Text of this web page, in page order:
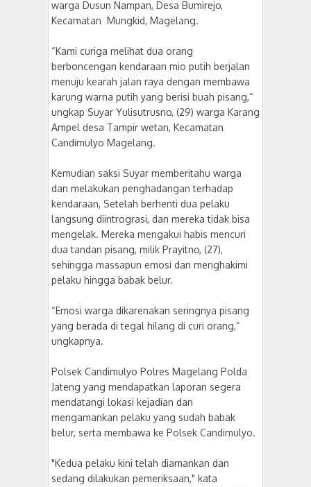
warga Dusun Nampan, Desa Bumirejo,
Kecamatan Mungkid, Magelang.
“Kami curiga melihat dua orang
berboncengan kendaraan mio putih berjalan
menuju kearah jalan raya dengan membawa
karung warna putih yang berisi buah pisang,“
ungkap Suyar Yulisutrusno, (29) warga Karang
Ampel desa Tampir wetan, Kecamatan
Candimulyo Magelang.
Kemudian saksi Suyar memberitahu warga
dan melakukan penghadangan terhadap
kendaraan, Setelah berhenti dua pelaku
langsung diintrograsi, dan mereka tidak bisa
mengelak. Mereka mengakui habis mencuri
dua tandan pisang, milik Prayitno, (27),
sehingga massapun emosi dan menghakimi
pelaku hingga babak belur.
“Emosi warga dikarenakan seringnya pisang
yang berada di tegal hilang di curi orang,“
ungkapnya.
Polsek Candimulyo Polres Magelang Polda
Jateng yang mendapatkan laporan segera
mendatangi lokasi kejadian dan
mengamankan pelaku yang sudah babak
belur, serta membawa ke Polsek Candimulyo.
"Kedua pelaku kini telah diamankan dan
sedang dilakukan pemeriksaan," kata